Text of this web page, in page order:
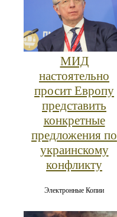
МИД
настоятельно
просит Европу
представить
конкретные
предложения по
украинскому
конфликту
Электронные Копии